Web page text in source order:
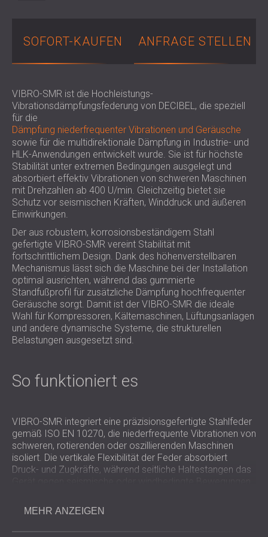
SCHALLDÄMMUNG UND
SCHALLSCHUTZ UND AKUSTIK FÜR
BILDUNGSEINRICHTUNGEN
SCHALLSCHUTZ UND AKUSTIK FÜR
GESUNDHEITSEINRICHTUNGE
SCHALLSCHUTZ UND
AKUSTIKLÖSUNGEN FÜR DEN
AUDIOLOGIEBEREICH
SCHALLDÄMMUNG UND
AKUSTIKLÖSUNGEN FÜR
RECHENZENTREN
РОССИЯ (RU)
SOFORT-KAUFEN ANFRAGE STELLEN
VIBRO-SMR ist die Hochleistungs-
Vibrationsdämpfungsfederung von DECIBEL, die speziell
für die
Dämpfung niederfrequenter Vibrationen und Geräusche
sowie für die multidirektionale Dämpfung in Industrie- und
HLK-Anwendungen entwickelt wurde. Sie ist für höchste
Stabilität unter extremen Bedingungen ausgelegt und
absorbiert effektiv Vibrationen von schweren Maschinen
mit Drehzahlen ab 400 U/min. Gleichzeitig bietet sie
Schutz vor seismischen Kräften, Winddruck und äußeren
Einwirkungen.
Der aus robustem, korrosionsbeständigem Stahl
gefertigte VIBRO-SMR vereint Stabilität mit
fortschrittlichem Design. Dank des höhenverstellbaren
Mechanismus lässt sich die Maschine bei der Installation
optimal ausrichten, während das gummierte
Standfußprofil für zusätzliche Dämpfung hochfrequenter
Geräusche sorgt. Damit ist der VIBRO-SMR die ideale
Wahl für Kompressoren, Kältemaschinen, Lüftungsanlagen
und andere dynamische Systeme, die strukturellen
Belastungen ausgesetzt sind.
So funktioniert es
VIBRO-SMR integriert eine präzisionsgefertigte Stahlfeder
gemäß ISO EN 10270, die niederfrequente Vibrationen von
schweren, rotierenden oder oszillierenden Maschinen
isoliert. Die vertikale Flexibilität der Feder absorbiert
Druck- und Zugkräfte, während seitliche Haltestangen das
Eine elastische Gummidichtung trennt die
MEHR ANZEIGEN